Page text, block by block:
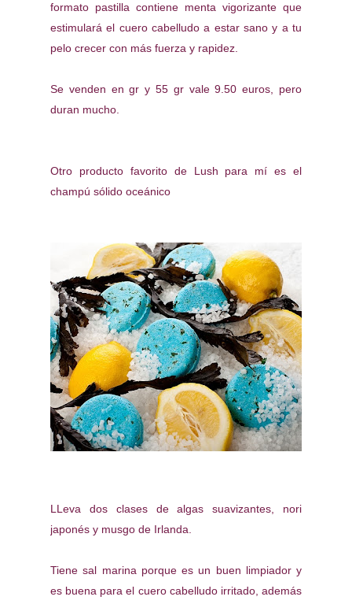
formato pastilla contiene menta vigorizante que
estimulará el cuero cabelludo a estar sano y a tu
pelo crecer con más fuerza y rapidez.
Se venden en gr y 55 gr vale 9.50 euros, pero
duran mucho.
Otro producto favorito de Lush para mí es el
champú sólido oceánico
LLeva dos clases de algas suavizantes, nori
japonés y musgo de Irlanda.
Tiene sal marina porque es un buen limpiador y
es buena para el cuero cabelludo irritado, además